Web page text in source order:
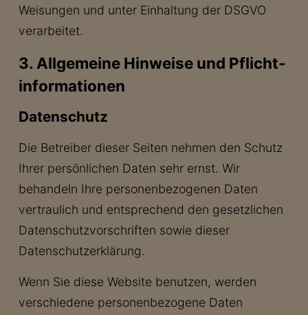
Weisungen und unter Einhaltung der DSGVO
verarbeitet.
3. Allgemeine Hinweise und Pflicht­
informationen
Datenschutz
Die Betreiber dieser Seiten nehmen den Schutz
Ihrer persönlichen Daten sehr ernst. Wir
behandeln Ihre personenbezogenen Daten
vertraulich und entsprechend den gesetzlichen
Datenschutzvorschriften sowie dieser
Datenschutzerklärung.
Wenn Sie diese Website benutzen, werden
verschiedene personenbezogene Daten